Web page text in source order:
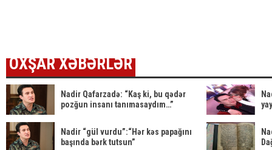
OXŞAR XƏBƏRLƏR
Nadir Qafarzadə: “Kaş ki, bu qədər
pozğun insanı tanımasaydım…”
Nadir “gül vurdu”:“Hər kəs papağını
başında bərk tutsun”